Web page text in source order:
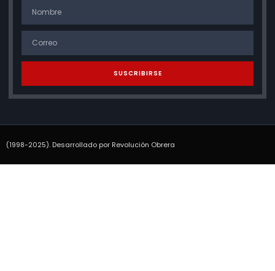
SUSCRIBIRSE
(1998-2025). Desarrollado por Revolución Obrera